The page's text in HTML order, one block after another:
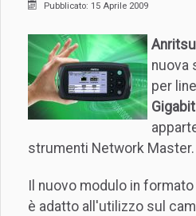
Pubblicato: 15 Aprile 2009
Anritsu
nuova
per
strumenti Network Master.
Il nuovo modulo in
è adatto all'utilizzo sul